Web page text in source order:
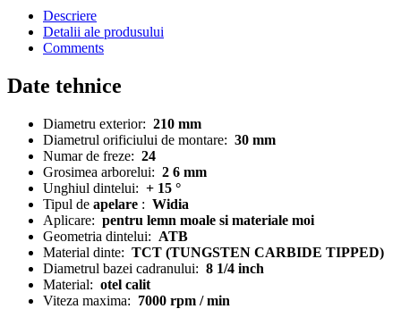
Descriere
Detalii ale produsului
Comments
Date tehnice
Diametru exterior: 210 mm
Diametrul orificiului de montare: 30 mm
Numar de freze: 24
Grosimea arborelui: 2 6 mm
Unghiul dintelui: + 15 °
Tipul de apelare : Widia
Aplicare: pentru lemn moale si materiale moi
Geometria dintelui: ATB
Material dinte: TCT (TUNGSTEN CARBIDE TIPPED)
Diametrul bazei cadranului: 8 1/4 inch
Material: otel calit
Viteza maxima: 7000 rpm / min